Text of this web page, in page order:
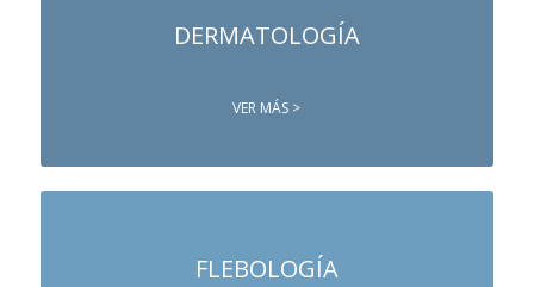
DERMATOLOGÍA
VER MÁS >
FLEBOLOGÍA